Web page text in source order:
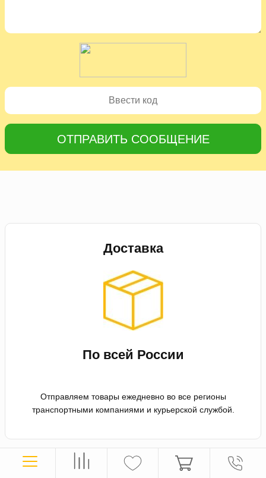
ОТПРАВИТЬ СООБЩЕНИЕ
Доставка
По всей России
Отправляем товары ежедневно во все регионы
транспортными компаниями и курьерской службой.
Оплата